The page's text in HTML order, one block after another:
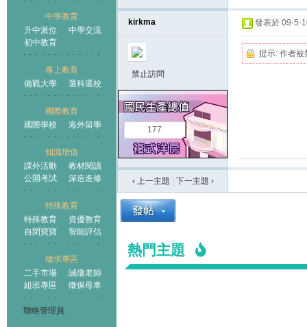
中學教育
升中派位
中學交流
初中教育
專上教育
備戰大學
選科選校
國際教育
國際學校
海外留學
知識增值
課外活動
教材閱讀
公開考試
深造進修
特殊教育
特殊教育
資優教育
自閉寶寶
智能評估
徵求專區
二手市場
誠徵老師
組班專區
徵保母車
聯絡管理員
kirkma
禁止訪問
177
發表於 09-5-
提示: 作者被
‹ 上一主題 下一主題 ›
熱門主題